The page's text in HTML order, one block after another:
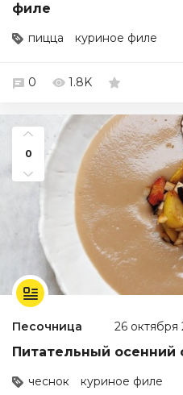
филе
пицца куриное филе
0 1.8K
0
Песочница 26 октября
Питательный осенний
чеснок куриное филе